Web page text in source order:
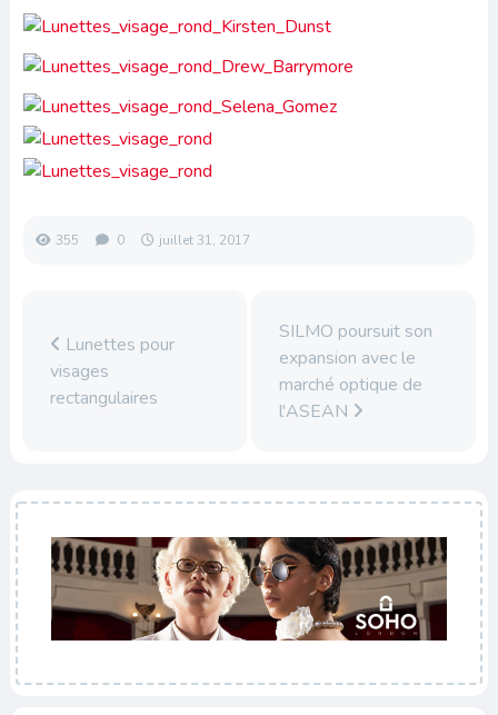
355 0 juillet 31, 2017
Lunettes pour
visages
rectangulaires
SILMO poursuit son
expansion avec le
marché optique de
l'ASEAN